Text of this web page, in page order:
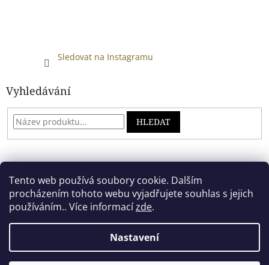
Tento web používá soubory cookie. Dalším
procházením tohoto webu vyjadřujete souhlas s jejich
používáním.. Více informacízde.
Nastavení
Sledovat na Instagramu
Vyhledávání
HLEDAT
Vytvořil Shoptet